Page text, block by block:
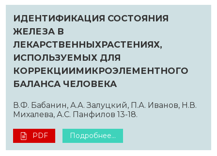
ИДЕНТИФИКАЦИЯ СОСТОЯНИЯ
ЖЕЛЕЗА В
ЛЕКАРСТВЕННЫХРАСТЕНИЯХ,
ИСПОЛЬЗУЕМЫХ ДЛЯ
КОРРЕКЦИИМИКРОЭЛЕМЕНТНОГО
БАЛАНСА ЧЕЛОВЕКА
В.Ф. Бабанин, А.А. Залуцкий, П.А. Иванов, Н.В.
Михалева, А.С. Панфилов 13-18.
PDF Подробнее...